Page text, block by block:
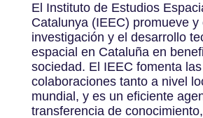
El Instituto de Estudios
Catalunya (IEEC) promueve y
investigación y el desarrollo
espacial en Cataluña en
sociedad. El IEEC fomenta las
colaboraciones tanto a nivel
mundial, y es un eficiente
transferencia de